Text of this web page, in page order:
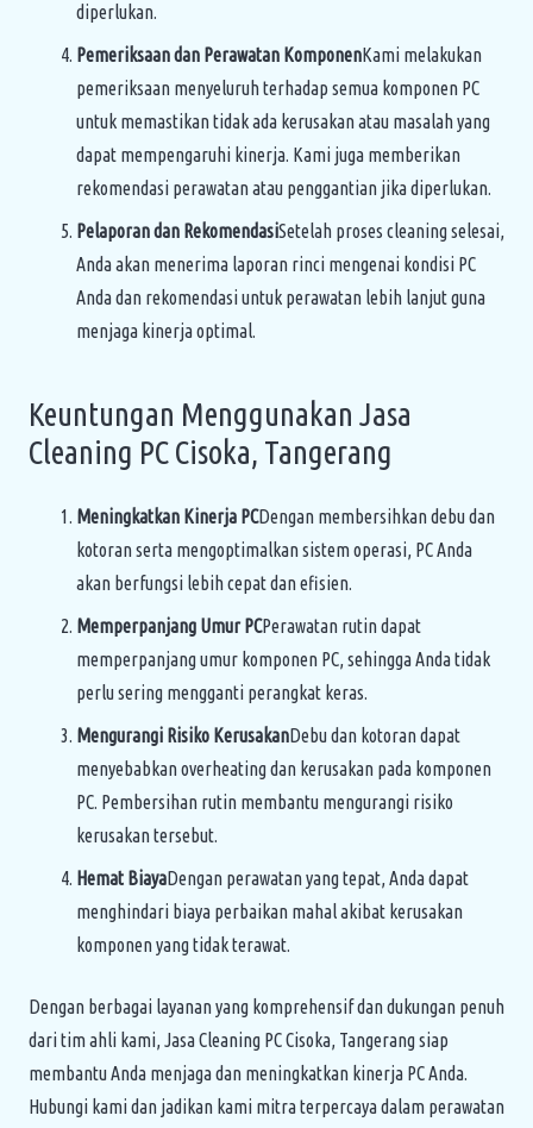
diperlukan.
Pemeriksaan dan Perawatan KomponenKami melakukan
pemeriksaan menyeluruh terhadap semua komponen PC
untuk memastikan tidak ada kerusakan atau masalah yang
dapat mempengaruhi kinerja. Kami juga memberikan
rekomendasi perawatan atau penggantian jika diperlukan.
Pelaporan dan RekomendasiSetelah proses cleaning selesai,
Anda akan menerima laporan rinci mengenai kondisi PC
Anda dan rekomendasi untuk perawatan lebih lanjut guna
menjaga kinerja optimal.
Keuntungan Menggunakan Jasa
Cleaning PC Cisoka, Tangerang
Meningkatkan Kinerja PCDengan membersihkan debu dan
kotoran serta mengoptimalkan sistem operasi, PC Anda
akan berfungsi lebih cepat dan efisien.
Memperpanjang Umur PCPerawatan rutin dapat
memperpanjang umur komponen PC, sehingga Anda tidak
perlu sering mengganti perangkat keras.
Mengurangi Risiko KerusakanDebu dan kotoran dapat
menyebabkan overheating dan kerusakan pada komponen
PC. Pembersihan rutin membantu mengurangi risiko
kerusakan tersebut.
Hemat BiayaDengan perawatan yang tepat, Anda dapat
menghindari biaya perbaikan mahal akibat kerusakan
komponen yang tidak terawat.
Dengan berbagai layanan yang komprehensif dan dukungan penuh
dari tim ahli kami, Jasa Cleaning PC Cisoka, Tangerang siap
membantu Anda menjaga dan meningkatkan kinerja PC Anda.
Hubungi kami dan jadikan kami mitra terpercaya dalam perawatan